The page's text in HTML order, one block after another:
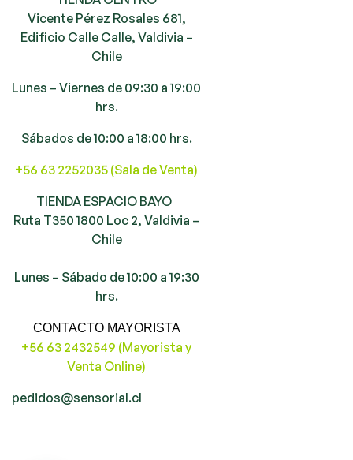
Vicente Pérez Rosales 681,
Edificio Calle Calle, Valdivia –
Chile
Lunes – Viernes de 09:30 a 19:00
hrs.
Sábados de 10:00 a 18:00 hrs.
+56 63 2252035 (Sala de Venta)
TIENDA ESPACIO BAYO
Ruta T350 1800 Loc 2, Valdivia –
Chile
Lunes – Sábado de 10:00 a 19:30
hrs.
CONTACTO MAYORISTA
+56 63 2432549 (Mayorista y
Venta Online)
pedidos@sensorial.cl